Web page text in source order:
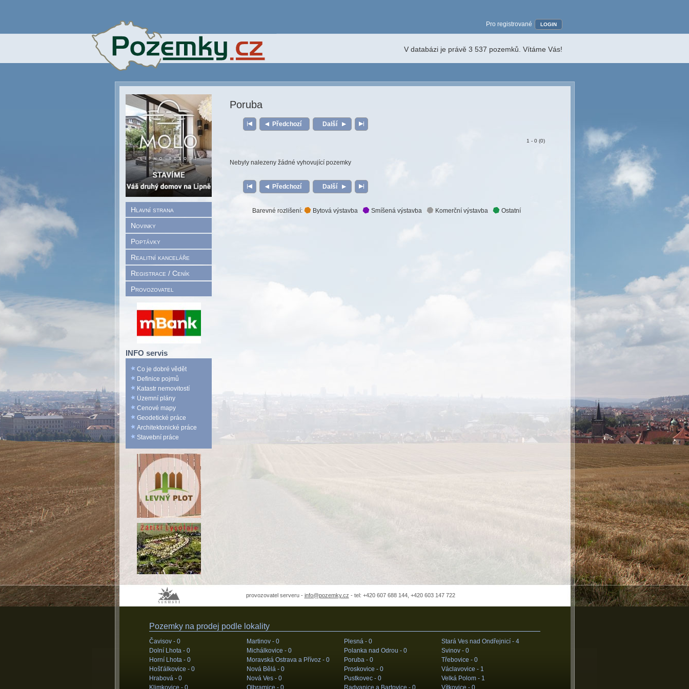
Hlavní strana
Novinky
Poptávky
Realitní kanceláře
Registrace / Ceník
Provozovatel
INFO servis
Co je dobré vědět
Definice pojmů
Katastr nemovitostí
Územní plány
Cenové mapy
Geodetické práce
Architektonické práce
Stavební práce
Pro registrované LOGIN
V databázi je právě 3 537 pozemků. Vítáme Vás!
Poruba
Předchozí Další
1 - 0 (0)
Nebyly nalezeny žádné vyhovující pozemky
Předchozí Další
Barevné rozlišení: Bytová výstavba Smíšená výstavba Komerční výstavba Ostatní
provozovatel serveru - info@pozemky.cz - tel: +420 607 688 144, +420 603 147 722
Pozemky na prodej podle lokality
Čavisov - 0
Dolní Lhota - 0
Horní Lhota - 0
Hošťálkovice - 0
Hrabová - 0
Klimkovice - 0
Martinov - 0
Michálkovice - 0
Moravská Ostrava a Přívoz - 0
Nová Bělá - 0
Nová Ves - 0
Olbramice - 0
Plesná - 0
Polanka nad Odrou - 0
Poruba - 0
Proskovice - 0
Pustkovec - 0
Radvanice a Bartovice - 0
Stará Ves nad Ondřejnicí - 4
Svinov - 0
Třebovice - 0
Václavovice - 1
Velká Polom - 1
Vítkovice - 0